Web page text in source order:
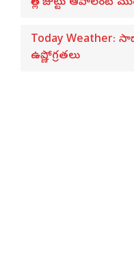
Today Weather:
ఉష్ణోగ్రతలు